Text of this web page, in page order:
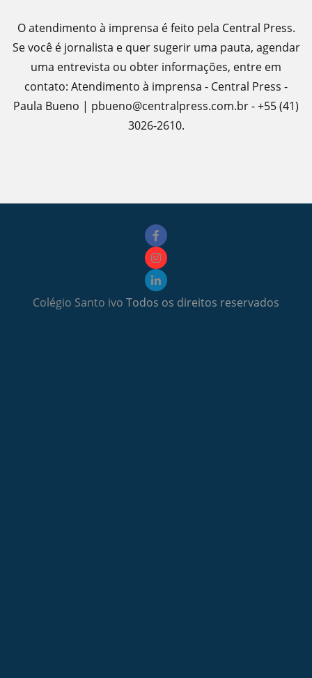
O atendimento à imprensa é feito pela Central Press.
Se você é jornalista e quer sugerir uma pauta, agendar
uma entrevista ou obter informações, entre em
contato: Atendimento à imprensa - Central Press -
Paula Bueno | pbueno@centralpress.com.br - +55 (41)
3026-2610.
Colégio Santo ivo Todos os direitos reservados